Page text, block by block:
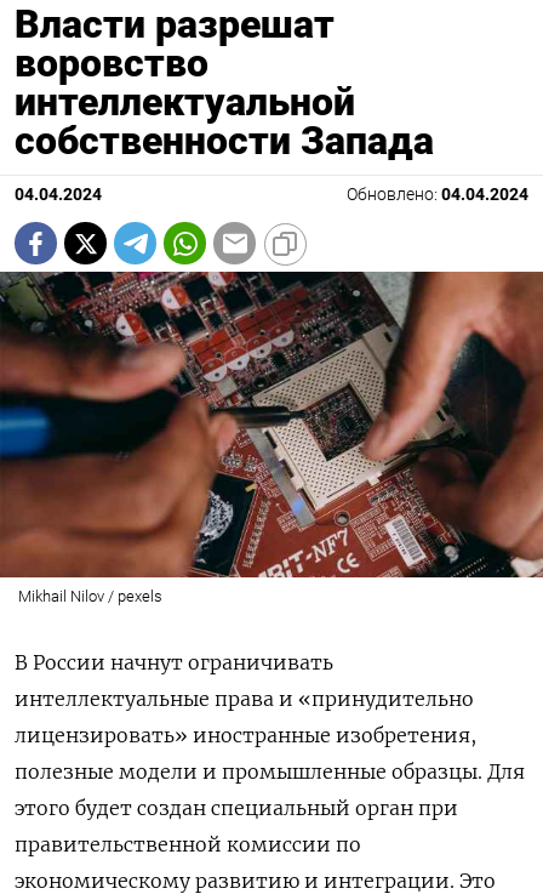
Власти разрешат
воровство
интеллектуальной
собственности Запада
04.04.2024 Обновлено: 04.04.2024
Mikhail Nilov / pexels
В России начнут ограничивать
интеллектуальные права и «принудительно
лицензировать» иностранные изобретения,
полезные модели и промышленные образцы. Для
этого будет создан специальный орган при
правительственной комиссии по
экономическому развитию и интеграции. Это